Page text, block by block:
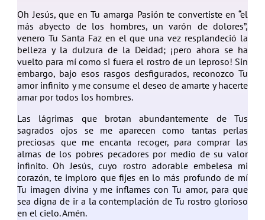
Oh Jesús, que en Tu amarga Pasión te convertiste en “el
más abyecto de los hombres, un varón de dolores”,
venero Tu Santa Faz en el que una vez resplandeció la
belleza y la dulzura de la Deidad; ¡pero ahora se ha
vuelto para mí como si fuera el rostro de un leproso! Sin
embargo, bajo esos rasgos desfigurados, reconozco Tu
amor infinito y me consume el deseo de amarte y hacerte
amar por todos los hombres.
Las lágrimas que brotan abundantemente de Tus
sagrados ojos se me aparecen como tantas perlas
preciosas que me encanta recoger, para comprar las
almas de los pobres pecadores por medio de su valor
infinito. Oh Jesús, cuyo rostro adorable embelesa mi
corazón, te imploro que fijes en lo más profundo de mí
Tu imagen divina y me inflames con Tu amor, para que
sea digna de ir a la contemplación de Tu rostro glorioso
en el cielo. Amén.